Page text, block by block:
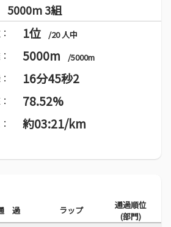
5000m 3組
1位 /20 人中
5000m /5000m
16分45秒2
78.52%
約03:21/km
過 ラップ
通過順位
(部門)